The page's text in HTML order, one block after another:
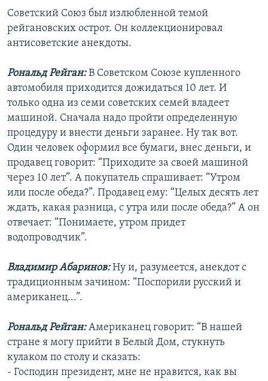
Советский Союз был излюбленной темой
рейгановских острот. Он коллекционировал
антисоветские анекдоты.
Рональд Рейган:В Советском Союзе купленного
автомобиля приходится дожидаться 10 лет. И
только одна из семи советских семей владеет
машиной. Сначала надо пройти определенную
процедуру и внести деньги заранее. Ну так вот.
Один человек оформил все бумаги, внес деньги, и
продавец говорит: “Приходите за своей машиной
через 10 лет”. А покупатель спрашивает: “Утром
или после обеда?”. Продавец ему: “Целых десять лет
ждать, какая разница, с утра или после обеда?” А он
отвечает: “Понимаете, утром придет
водопроводчик”.
Владимир Абаринов:Ну и, разумеется, анекдот с
традиционным зачином: “Поспорили русский и
американец...”.
Рональд Рейган:Американец говорит: “В нашей
стране я могу прийти в Белый Дом, стукнуть
кулаком по столу и сказать:
- Господин президент, мне не нравится, как вы